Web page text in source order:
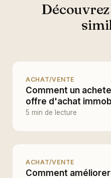
ACHAT/VENTE
Comment un
offre d'achat
5 min de lecture
ACHAT/VENTE
Comment